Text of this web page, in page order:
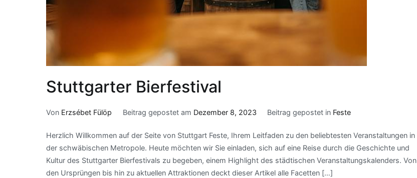
Stuttgarter Bierfestival
Von Erzsébet Fülöp Beitrag gepostet am Dezember 8, 2023 Beitrag gepostet in Feste
Herzlich Willkommen auf der Seite von Stuttgart Feste, Ihrem Leitfaden zu den beliebtesten Veranstaltungen in
der schwäbischen Metropole. Heute möchten wir Sie einladen, sich auf eine Reise durch die Geschichte und
Kultur des Stuttgarter Bierfestivals zu begeben, einem Highlight des städtischen Veranstaltungskalenders. Von
den Ursprüngen bis hin zu aktuellen Attraktionen deckt dieser Artikel alle Facetten […]